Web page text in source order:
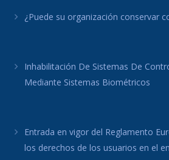
¿Puede su organización conservar
Inhabilitación De Sistemas De
Mediante Sistemas Biométricos
Entrada en vigor del Reglamento
los derechos de los usuarios en el